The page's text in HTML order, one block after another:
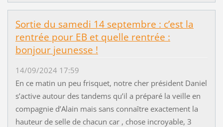
Sortie du samedi 14 septembre : c’est la
rentrée pour EB et quelle rentrée :
bonjour jeunesse !
14/09/2024 17:59
En ce matin un peu frisquet, notre cher président Daniel
s’active autour des tandems qu’il a préparé la veille en
compagnie d’Alain mais sans connaître exactement la
hauteur de selle de chacun car , chose incroyable, 3